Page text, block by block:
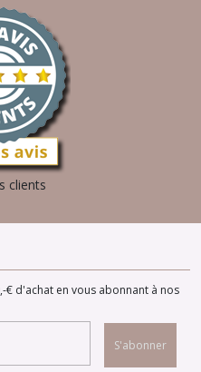
clients
€ d'achat en vous abonnant à nos
S'abonner